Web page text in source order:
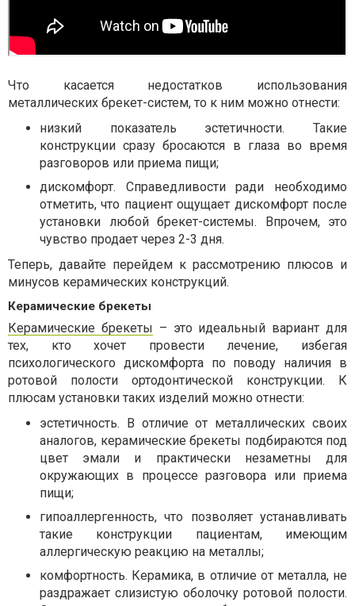
Что касается недостатков использования
металлических брекет-систем, то к ним можно отнести:
низкий показатель эстетичности. Такие
конструкции сразу бросаются в глаза во время
разговоров или приема пищи;
дискомфорт. Справедливости ради необходимо
отметить, что пациент ощущает дискомфорт после
установки любой брекет-системы. Впрочем, это
чувство продает через 2-3 дня.
Теперь, давайте перейдем к рассмотрению плюсов и
минусов керамических конструкций.
Керамические брекеты
Керамические брекеты – это идеальный вариант для
тех, кто хочет провести лечение, избегая
психологического дискомфорта по поводу наличия в
ротовой полости ортодонтической конструкции. К
плюсам установки таких изделий можно отнести:
эстетичность. В отличие от металлических своих
аналогов, керамические брекеты подбираются под
цвет эмали и практически незаметны для
окружающих в процессе разговора или приема
пищи;
гипоаллергенность, что позволяет устанавливать
такие конструкции пациентам, имеющим
аллергическую реакцию на металлы;
комфортность. Керамика, в отличие от металла, не
раздражает слизистую оболочку ротовой полости.